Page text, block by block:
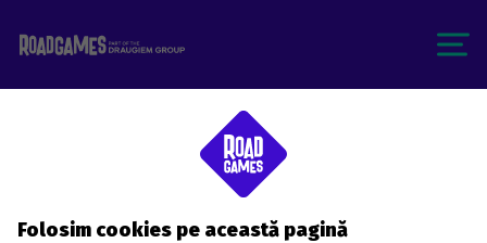
Folosim cookies pe această pagină